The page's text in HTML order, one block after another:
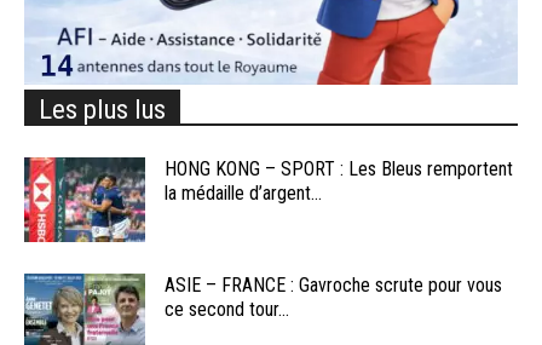
Les plus lus
HONG KONG – SPORT : Les Bleus remportent
la médaille d’argent...
ASIE – FRANCE : Gavroche scrute pour vous
ce second tour...